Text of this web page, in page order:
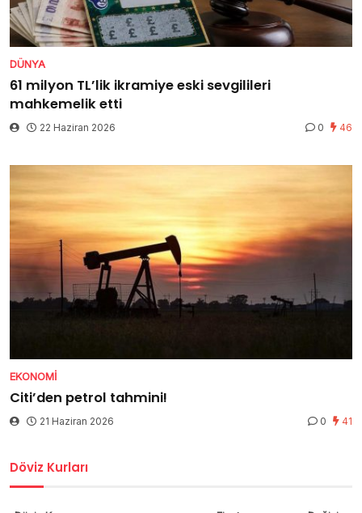
DÜNYA
61 milyon TL’lik ikramiye eski sevgilileri
mahkemelik etti
22 Haziran 2026 0 46
EKONOMI
Citi’den petrol tahmini!
21 Haziran 2026 0 41
Döviz Kurları